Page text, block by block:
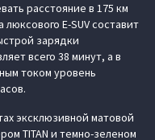
расстояние в 175 км
E-SUV составит
зарядки
всего 38 минут, а в
током уровень
эксклюзивной матовой
TITAN и темно-зеленом